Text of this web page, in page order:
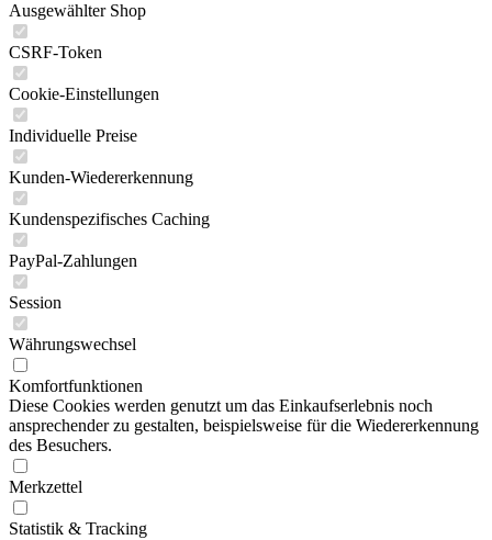
Ausgewählter Shop
CSRF-Token
Cookie-Einstellungen
Individuelle Preise
Kunden-Wiedererkennung
Kundenspezifisches Caching
PayPal-Zahlungen
Session
Währungswechsel
Komfortfunktionen
Diese Cookies werden genutzt um das Einkaufserlebnis noch
ansprechender zu gestalten, beispielsweise für die Wiedererkennung
des Besuchers.
Merkzettel
Statistik & Tracking